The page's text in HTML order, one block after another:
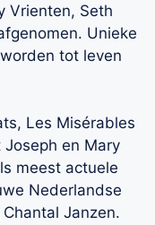
Vrienten, Seth
Unieke
tot leven
Les Misérables
en Mary
meest actuele
Nederlandse
Janzen.